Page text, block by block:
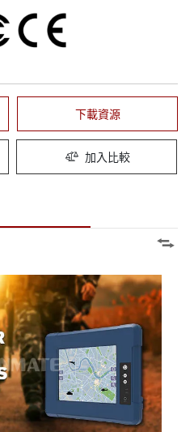
下載資源
加入比較